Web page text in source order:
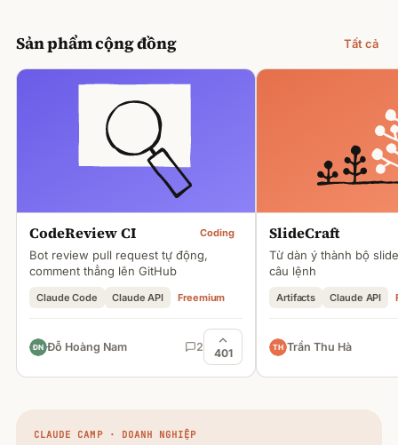
Sản phẩm cộng đồng Tất cả
CodeReview CI Coding
Bot review pull request tự động,
comment thẳng lên GitHub
Claude Code Claude API Freemium
Đỗ Hoàng Nam 2 401
SlideCraft
Từ dàn ý thành bộ
câu lệnh
Artifacts Claude API
Trần Thu Hà
CLAUDE CAMP · DOANH NGHIỆP